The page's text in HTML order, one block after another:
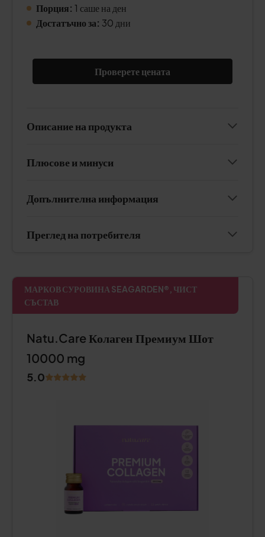
Порция: 1 саше на ден
Достатъчно за: 30 дни
Проверете цената
Описание на продукта
Плюсове и минуси
Допълнителна информация
Преглед на потребителя
МАРКОВ СУРОВИНА SEAGARDEN®, ЧИСТ
СЪСТАВ
Natu.Care Колаген Премиум Шот
10000 mg
5.0